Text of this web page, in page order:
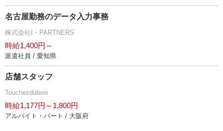
名古屋勤務のデータ入力事務
株式会社I・PARTNERS
時給1,400円～
派遣社員 / 愛知県
店舗スタッフ
Touchezdubois
時給1,177円～1,800円
アルバイト・パート / 大阪府